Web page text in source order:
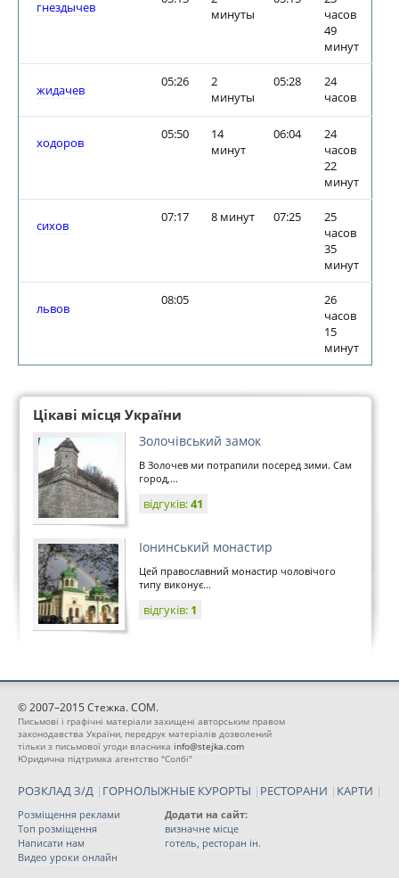
гнездычев
минуты
часов
49
минут
жидачев
05:26
2
минуты
05:28
24
часов
ходоров
05:50
14
минут
06:04
24
часов
22
минут
сихов
07:17 8 минут 07:25
25
часов
35
минут
львов
08:05
26
часов
15
минут
Цікаві місця України
Золочівський замок
В Золочев ми потрапили посеред зими. Сам
город,...
відгуків:41
Іонинський монастир
Цей православний монастир чоловічого
типу виконує...
відгуків: 1
© 2007–2015 Стежка. COM.
Письмові і графічні матеріали захищені авторським правом
законодавства України, передрук матеріалів дозволений
тільки з письмової угоди власника info@stejka.com
Юридична підтримка агентство "Солбі"
РОЗКЛАД З/Д | ГОРНОЛЫЖНЫЕ КУРОРТЫ | РЕСТОРАНИ | КАРТИ |
Розміщення реклами
Топ розміщення
Написати нам
Видео уроки онлайн
Додати на сайт:
визначне місце
готель, ресторан ін.